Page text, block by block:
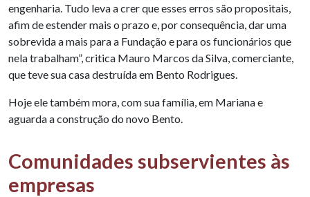
engenharia. Tudo leva a crer que esses erros são propositais,
afim de estender mais o prazo e, por consequência, dar uma
sobrevida a mais para a Fundação e para os funcionários que
nela trabalham”, critica Mauro Marcos da Silva, comerciante,
que teve sua casa destruída em Bento Rodrigues.
Hoje ele também mora, com sua família, em Mariana e
aguarda a construção do novo Bento.
Comunidades subservientes às
empresas